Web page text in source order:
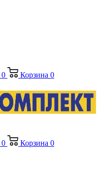
0 Корзина 0
0 Корзина 0